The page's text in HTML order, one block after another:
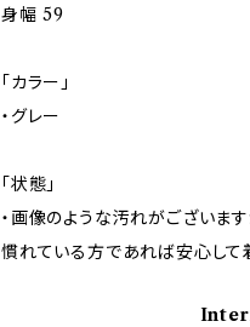
身幅 59
「カラー」
・グレー
「状態」
・画像のような汚れがございま
慣れている方であれば安心して